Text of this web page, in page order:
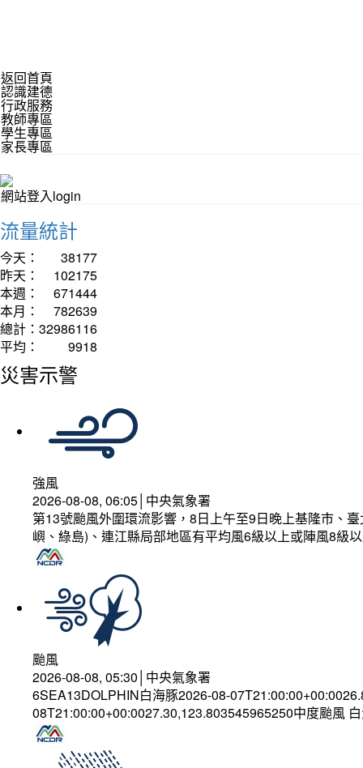
返回首頁
認識建德
行政服務
教師專區
學生專區
家長專區
網站登入login
流量統計
今天：
38177
昨天：
102175
本週：
671444
本月：
782639
總計： 32986116
平均：
9918
災害示警
強風
2026-08-08, 06:05│中央氣象署
第13號颱風外圍環流影響，8日上午至9日晚上基隆市、
嶼、綠島)、連江縣局部地區有平均風6級以上或陣風8級
颱風
2026-08-08, 05:30│中央氣象署
6SEA13DOLPHIN白海豚2026-08-
08T21:00:00+00:0027.30,123.803545965250中度颱風